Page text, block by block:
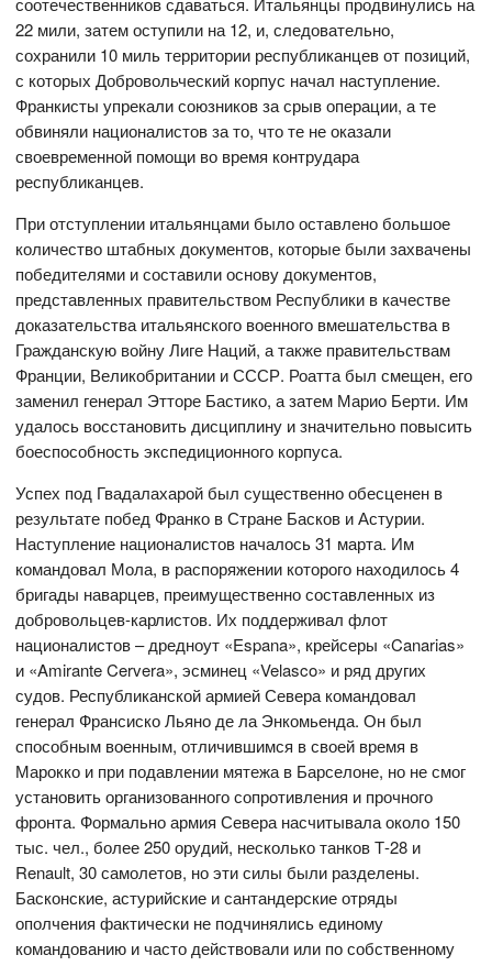
22 мили, затем оступили на 12, и, следовательно,
сохранили 10 миль территории республиканцев от позиций,
с которых Добровольческий корпус начал наступление.
Франкисты упрекали союзников за срыв операции, а те
обвиняли националистов за то, что те не оказали
своевременной помощи во время контрудара
республиканцев.
При отступлении итальянцами было оставлено большое
количество штабных документов, которые были захвачены
победителями и составили основу документов,
представленных правительством Республики в качестве
доказательства итальянского военного вмешательства в
Гражданскую войну Лиге Наций, а также правительствам
Франции, Великобритании и СССР. Роатта был смещен, его
заменил генерал Этторе Бастико, а затем Марио Берти. Им
удалось восстановить дисциплину и значительно повысить
боеспособность экспедиционного корпуса.
Успех под Гвадалахарой был существенно обесценен в
результате побед Франко в Стране Басков и Астурии.
Наступление националистов началось 31 марта. Им
командовал Мола, в распоряжении которого находилось 4
бригады наварцев, преимущественно составленных из
добровольцев-карлистов. Их поддерживал флот
националистов – дредноут «Espana», крейсеры «Canarias»
и «Amirante Cervera», эсминец «Velasco» и ряд других
судов. Республиканской армией Севера командовал
генерал Франсиско Льяно де ла Энкомьенда. Он был
способным военным, отличившимся в своей время в
Марокко и при подавлении мятежа в Барселоне, но не смог
установить организованного сопротивления и прочного
фронта. Формально армия Севера насчитывала около 150
тыс. чел., более 250 орудий, несколько танков Т-28 и
Renault, 30 самолетов, но эти силы были разделены.
Басконские, астурийские и сантандерские отряды
ополчения фактически не подчинялись единому
командованию и часто действовали или по собственному